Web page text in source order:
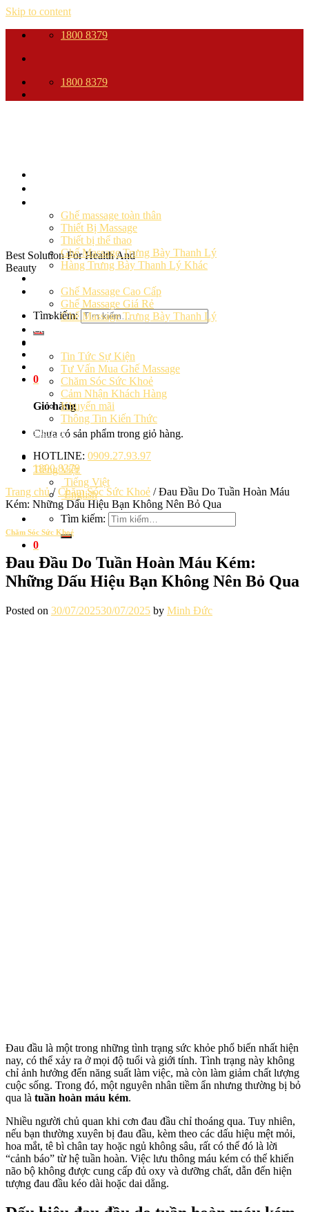
Skip to content
1800 8379
1800 8379
Best Solution For Health And
Beauty
Tìm kiếm:
0
Giỏ hàng
Chưa có sản phẩm trong giỏ hàng.
Tiếng Việt
Tiếng Việt
English
Tìm kiếm:
0
Ghế massage toàn thân
Thiết Bị Massage
Thiết bị thể thao
Ghế Massage Trưng Bày Thanh Lý
Hàng Trưng Bày Thanh Lý Khác
Ghế Massage Cao Cấp
Ghế Massage Giá Rẻ
Ghế Massage Trưng Bày Thanh Lý
Cảm Nhận Khách Hàng
Tin Tức Sự Kiện
Tư Vấn Mua Ghế Massage
Chăm Sóc Sức Khoẻ
Cảm Nhận Khách Hàng
Khuyến mãi
Thông Tin Kiến Thức
Liên hệ
HOTLINE: 0909.27.93.97
1800.8379
Trang chủ / Chăm Sóc Sức Khoẻ /Đau Đầu Do Tuần Hoàn Máu
Kém: Những Dấu Hiệu Bạn Không Nên Bỏ Qua
Chăm Sóc Sức Khoẻ
Đau Đầu Do Tuần Hoàn Máu Kém:
Những Dấu Hiệu Bạn Không Nên Bỏ Qua
Posted on 30/07/202530/07/2025 by Minh Đức
Đau đầu là một trong những tình trạng sức khỏe phổ biến nhất hiện
nay, có thể xảy ra ở mọi độ tuổi và giới tính. Tình trạng này không
chỉ ảnh hưởng đến năng suất làm việc, mà còn làm giảm chất lượng
cuộc sống. Trong đó, một nguyên nhân tiềm ẩn nhưng thường bị bỏ
qua là tuần hoàn máu kém.
Nhiều người chủ quan khi cơn đau đầu chỉ thoáng qua. Tuy nhiên,
nếu bạn thường xuyên bị đau đầu, kèm theo các dấu hiệu mệt mỏi,
hoa mắt, tê bì chân tay hoặc ngủ không sâu, rất có thể đó là lời
“cảnh báo” từ hệ tuần hoàn. Việc lưu thông máu kém có thể khiến
não bộ không được cung cấp đủ oxy và dưỡng chất, dẫn đến hiện
tượng đau đầu kéo dài hoặc dai dẳng.